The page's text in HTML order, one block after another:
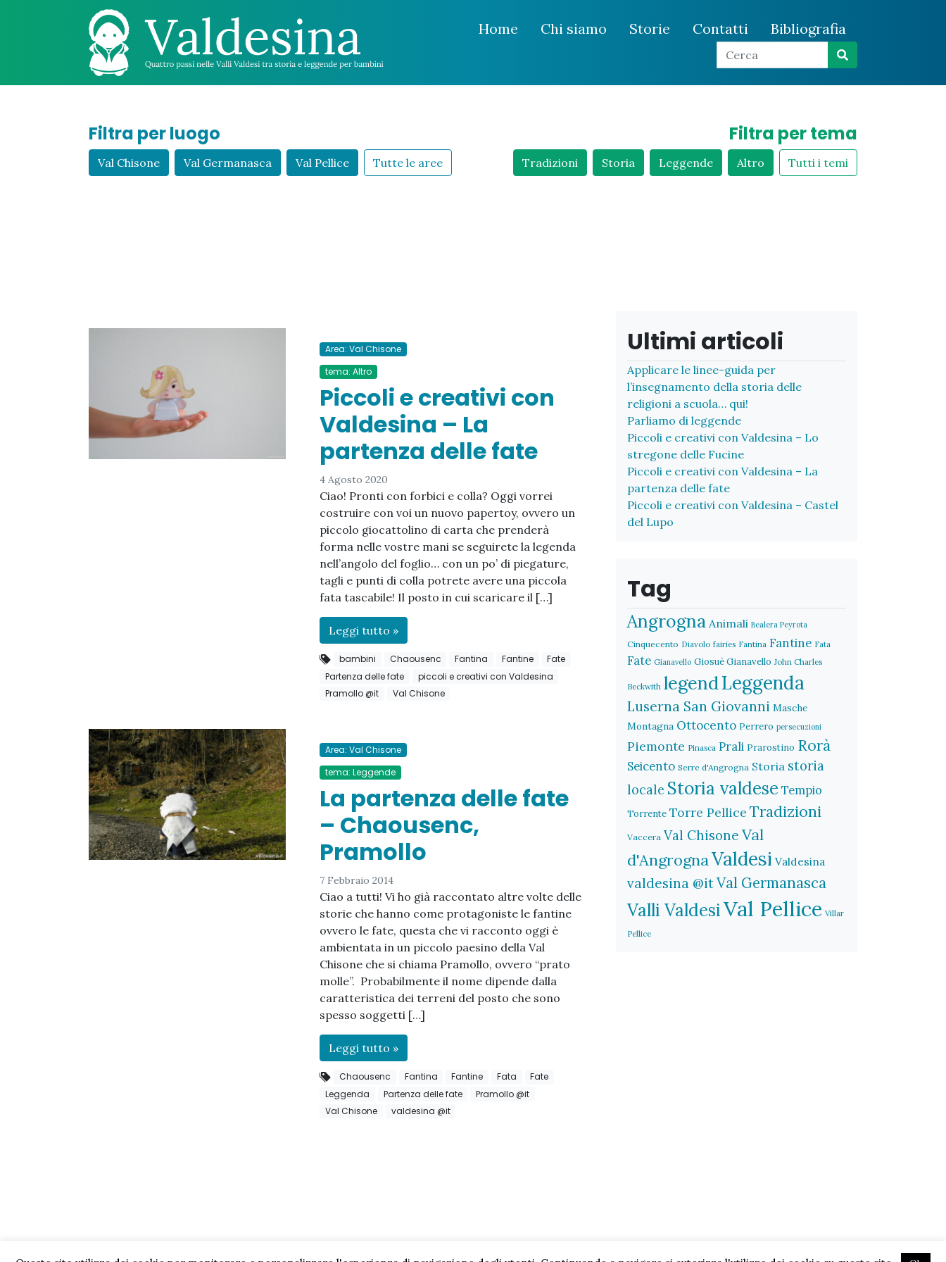
Home Chi siamo Storie Contatti Bibliografia
Filtra per luogo
Val Chisone Val Germanasca Val Pellice Tutte le aree
Filtra per tema
Tradizioni Storia Leggende Altro Tutti i temi
Area: Val Chisone
tema: Altro
Piccoli e creativi con
Valdesina – La
partenza delle fate
4 Agosto 2020
Ciao! Pronti con forbici e colla? Oggi vorrei
costruire con voi un nuovo papertoy, ovvero un
piccolo giocattolino di carta che prenderà
forma nelle vostre mani se seguirete la legenda
nell’angolo del foglio… con un po’ di piegature,
tagli e punti di colla potrete avere una piccola
fata tascabile! Il posto in cui scaricare il […]
Leggi tutto »
bambini Chaousenc Fantina Fantine
Fate
Partenza delle fate
piccoli e creativi con Valdesina
Pramollo @it
Val Chisone
Area: Val Chisone
tema: Leggende
La partenza delle fate
– Chaousenc,
Pramollo
7 Febbraio 2014
Ciao a tutti! Vi ho già raccontato altre volte delle
storie che hanno come protagoniste le fantine
ovvero le fate, questa che vi racconto oggi è
ambientata in un piccolo paesino della Val
Chisone che si chiama Pramollo, ovvero “prato
molle”. Probabilmente il nome dipende dalla
caratteristica dei terreni del posto che sono
spesso soggetti […]
Leggi tutto »
Chaousenc Fantina Fantine Fata
Fate
Leggenda
Partenza delle fate
Pramollo @it
Val Chisone
valdesina @it
Ultimi articoli
Applicare le linee-guida per
l’insegnamento della storia delle
religioni a scuola… qui!
Parliamo di leggende
Piccoli e creativi con Valdesina – Lo
stregone delle Fucine
Piccoli e creativi con Valdesina – La
partenza delle fate
Piccoli e creativi con Valdesina – Castel
del Lupo
Tag
Angrogna Animali Bealera Peyrota
Cinquecento Diavolo fairies Fantina Fantine Fata
Fate Gianavello Giosuè Gianavello John Charles
Beckwith legendLeggenda
Luserna San Giovanni Masche
Montagna Ottocento Perrero persecuzioni
Piemonte Pinasca Prali Prarostino Rorà
Seicento Serre d'Angrogna Storia storia
locale Storia valdese Tempio
Torrente Torre Pellice Tradizioni
Vaccera Val Chisone Val
d'AngrognaValdesi Valdesina
valdesina @itVal Germanasca
Valli ValdesiVal Pellice Villar
Pellice